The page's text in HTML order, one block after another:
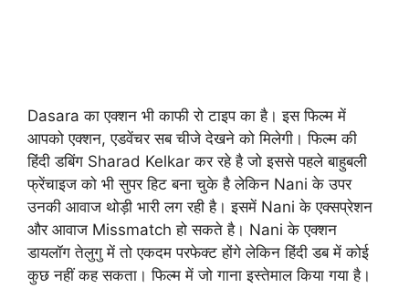
Dasara का एक्शन भी काफी रो टाइप का है। इस फिल्म में
आपको एक्शन, एडवेंचर सब चीजे देखने को मिलेगी। फिल्म की
हिंदी डबिंग Sharad Kelkar कर रहे है जो इससे पहले बाहुबली
फ्रेंचाइज को भी सुपर हिट बना चुके है लेकिन Nani के उपर
उनकी आवाज थोड़ी भारी लग रही है। इसमें Nani के एक्सप्रेशन
और आवाज Missmatch हो सकते है। Nani के एक्शन
डायलॉग तेलुगु में तो एकदम परफेक्ट होंगे लेकिन हिंदी डब में कोई
कुछ नहीं कह सकता। फिल्म में जो गाना इस्तेमाल किया गया है।